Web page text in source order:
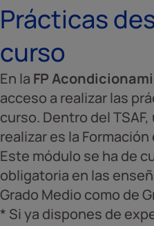
Prácticas
curso
En la FP
acceso a realizar las
curso. Dentro del
realizar es la
Este módulo se ha de
obligatoria en las
Grado Medio como de
* Si ya dispones de